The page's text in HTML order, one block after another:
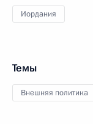
Иордания
Темы
Внешняя политика